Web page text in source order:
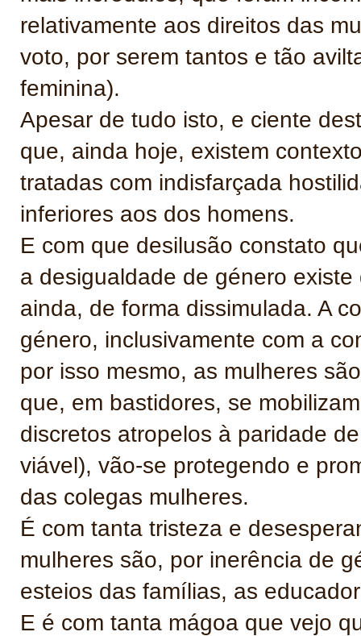
relativamente aos direitos das
voto, por serem tantos e tão
feminina).
Apesar de tudo isto, e ciente
que, ainda hoje, existem
tratadas com indisfarçada
inferiores aos dos homens.
E com que desilusão constato
a desigualdade de género
ainda, de forma dissimulada. A
género, inclusivamente com a
por isso mesmo, as mulheres
que, em bastidores, se
discretos atropelos à paridade
viável), vão-se protegendo e
das colegas mulheres.
É com tanta tristeza e
mulheres são, por inerência de
esteios das famílias, as
E é com tanta mágoa que vejo